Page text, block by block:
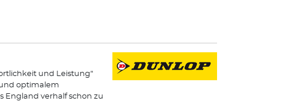
und Leistung“
optimalem
England verhalf schon zu